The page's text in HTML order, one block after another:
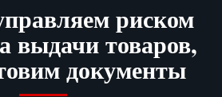
риском
выдачи товаров,
документы